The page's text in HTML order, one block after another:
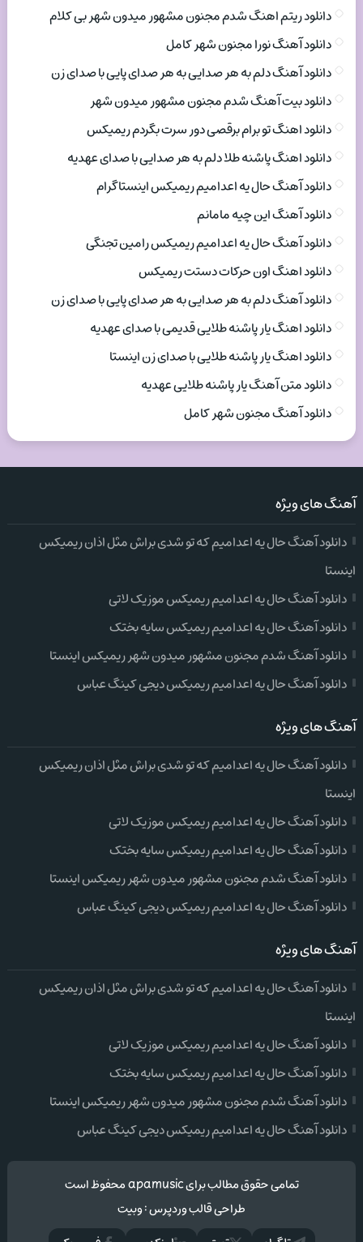
دانلود ریتم اهنگ شدم مجنون مشهور میدون شهر بی کلام
دانلود آهنگ نورا مجنون شهر کامل
دانلود آهنگ دلم به هر صدایی به هر صدای پایی با صدای زن
دانلود بیت آهنگ شدم مجنون مشهور میدون شهر
دانلود اهنگ تو برام برقصی دور سرت بگردم ریمیکس
دانلود اهنگ پاشنه طلا دلم به هر صدایی با صدای عهدیه
دانلود آهنگ حال یه اعدامیم ریمیکس اینستاگرام
دانلود آهنگ این چیه مامانم
دانلود آهنگ حال یه اعدامیم ریمیکس رامین تجنگی
دانلود اهنگ اون حرکات دستت ریمیکس
دانلود آهنگ دلم به هر صدایی به هر صدای پایی با صدای زن
دانلود اهنگ یار پاشنه طلایی قدیمی با صدای عهدیه
دانلود اهنگ یار پاشنه طلایی با صدای زن اینستا
دانلود متن آهنگ یار پاشنه طلایی عهدیه
دانلود آهنگ مجنون شهر کامل
آهنگ های ویژه
دانلود آهنگ حال یه اعدامیم که تو شدی براش مثل اذان ریمیکس
اینستا
دانلود آهنگ حال یه اعدامیم ریمیکس موزیک لاتی
دانلود آهنگ حال یه اعدامیم ریمیکس سایه بختک
دانلود آهنگ شدم مجنون مشهور میدون شهر ریمیکس اینستا
دانلود آهنگ حال یه اعدامیم ریمیکس دیجی کینگ عباس
آهنگ های ویژه
دانلود آهنگ حال یه اعدامیم که تو شدی براش مثل اذان ریمیکس
اینستا
دانلود آهنگ حال یه اعدامیم ریمیکس موزیک لاتی
دانلود آهنگ حال یه اعدامیم ریمیکس سایه بختک
دانلود آهنگ شدم مجنون مشهور میدون شهر ریمیکس اینستا
دانلود آهنگ حال یه اعدامیم ریمیکس دیجی کینگ عباس
آهنگ های ویژه
دانلود آهنگ حال یه اعدامیم که تو شدی براش مثل اذان ریمیکس
اینستا
دانلود آهنگ حال یه اعدامیم ریمیکس موزیک لاتی
دانلود آهنگ حال یه اعدامیم ریمیکس سایه بختک
دانلود آهنگ شدم مجنون مشهور میدون شهر ریمیکس اینستا
دانلود آهنگ حال یه اعدامیم ریمیکس دیجی کینگ عباس
تمامی حقوق مطالب برای apamusic محفوظ است
طراحی قالب وردپرس:وبیت